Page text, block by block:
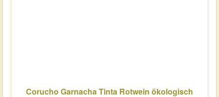
Corucho Garnacha Tinta Rotwein ökologisch